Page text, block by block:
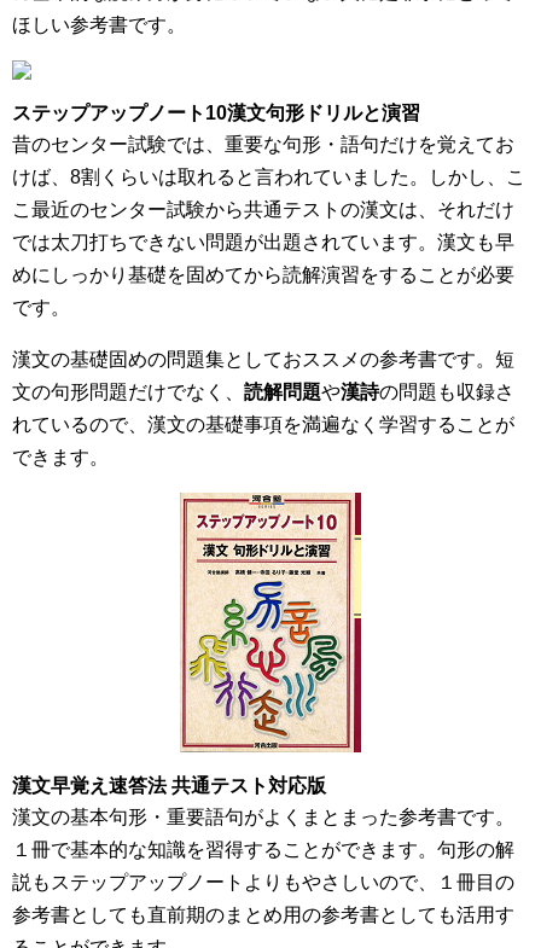
ほしい参考書です。
ステップアップノート10漢文句形ドリルと演習
昔のセンター試験では、重要な句形・語句だけを覚えてお
けば、8割くらいは取れると言われていました。しかし、こ
こ最近のセンター試験から共通テストの漢文は、それだけ
では太刀打ちできない問題が出題されています。漢文も早
めにしっかり基礎を固めてから読解演習をすることが必要
です。
漢文の基礎固めの問題集としておススメの参考書です。短
文の句形問題だけでなく、 読解問題や漢詩の問題も収録さ
れているので、漢文の基礎事項を満遍なく学習することが
できます。
漢文早覚え速答法 共通テスト対応版
漢文の基本句形・重要語句がよくまとまった参考書です。
１冊で基本的な知識を習得することができます。句形の解
説もステップアップノートよりもやさしいので、１冊目の
参考書としても直前期のまとめ用の参考書としても活用す